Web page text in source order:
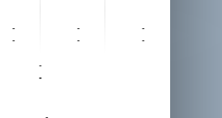
-
-
-
-
-
-
-
-